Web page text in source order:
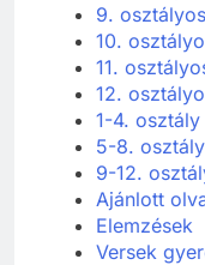
9.
10.
11.
12.
1-4.
5-8.
9-12.
Ajánlott
Elemzések
Versek